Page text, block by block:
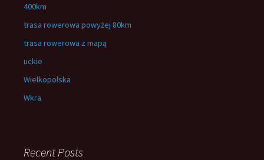
400km
trasa rowerowa powyżej 80km
trasa rowerowa z mapą
uckie
Wielkopolska
Wkra
Recent Posts